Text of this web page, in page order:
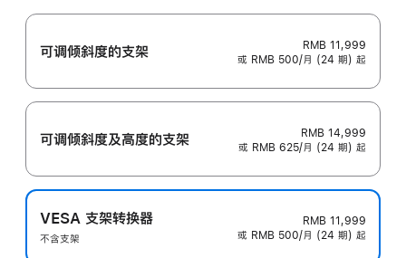
可调倾斜度的支架
RMB 11,999
或 RMB 500/月 (24 期) 起
可调倾斜度及高‍度的支‍架
RMB 14,999
或 RMB 625/月 (24 期) 起
VESA 支架转换器
不含支架
RMB 11,999
或 RMB 500/月 (24 期) 起